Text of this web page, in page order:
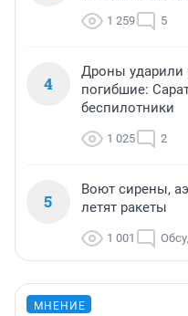
1 259 5
4
Дроны ударили
погибшие:
беспилотники
1 025 2
5
Воют сирены,
летят ракеты
1 001
МНЕНИЕ